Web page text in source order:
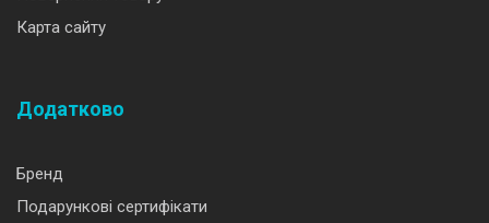
Карта сайту
Додатково
Бренд
Подарункові сертифікати